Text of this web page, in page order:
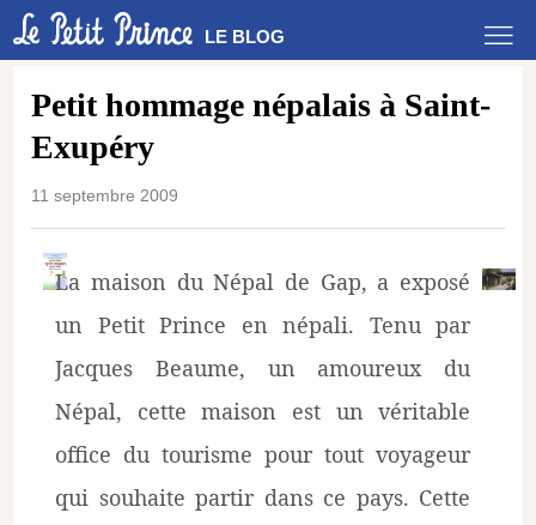
LE BLOG
Petit hommage népalais à Saint-
Exupéry
11 septembre 2009
La maison du Népal de Gap, a exposé
un Petit Prince en népali. Tenu par
Jacques Beaume, un amoureux du
Népal, cette maison est un véritable
office du tourisme pour tout voyageur
qui souhaite partir dans ce pays. Cette